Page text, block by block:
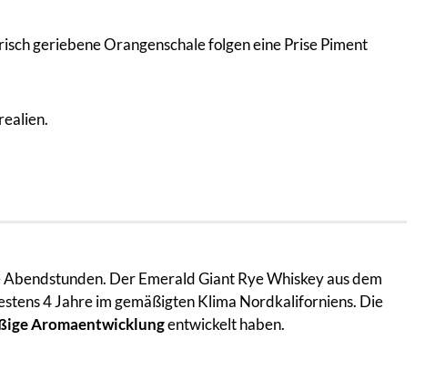
geriebene Orangenschale folgen eine Prise Piment
Der Emerald Giant Rye Whiskey aus dem
4 Jahre im gemäßigten Klima Nordkaliforniens. Die
Aromaentwicklungentwickelt haben.